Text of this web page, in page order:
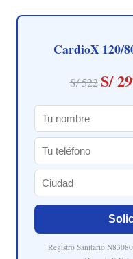
CardioX 120/
S/ 522 S/
Registro Sanitario